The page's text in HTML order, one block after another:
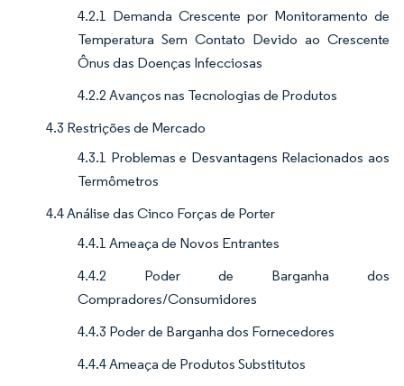
4.2.1 Demanda Crescente por Monitoramento de
Temperatura Sem Contato Devido ao Crescente
Ônus das Doenças Infecciosas
4.2.2 Avanços nas Tecnologias de Produtos
4.3 Restrições de Mercado
4.3.1 Problemas e Desvantagens Relacionados aos
Termômetros
4.4 Análise das Cinco Forças de Porter
4.4.1 Ameaça de Novos Entrantes
4.4.2 Poder de Barganha dos
Compradores/Consumidores
4.4.3 Poder de Barganha dos Fornecedores
4.4.4 Ameaça de Produtos Substitutos